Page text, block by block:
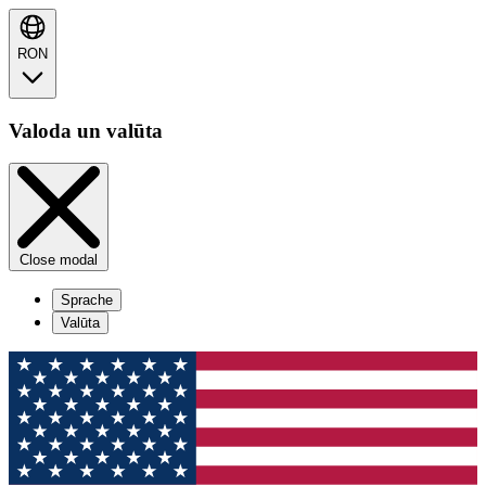
RON
Valoda un valūta
Close modal
Sprache
Valūta